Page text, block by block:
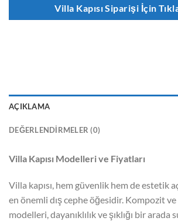
Villa Kapısı Siparişi İçin
AÇIKLAMA
DEĞERLENDIRMELER (0)
Villa Kapısı Modelleri ve Fiyatları
Villa kapısı, hem güvenlik hem de estetik
en önemli dış cephe öğesidir. Kompozit ve
modelleri, dayanıklılık ve şıklığı bir arada